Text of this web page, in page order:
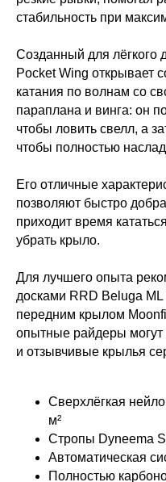
стабильность при
Созданный для лёгкого
Pocket Wing открывает
катания по волнам со
параплана и винга: он
чтобы ловить свелл, а
чтобы полностью
Его отличные
позволяют быстро
приходит время
убрать крыло.
Для лучшего опыта
досками RRD Beluga
передним крылом
опытные райдеры
и отзывчивые крылья
Сверхлёгкая
м²
Стропы Dyneema
Автоматическая
Полностью